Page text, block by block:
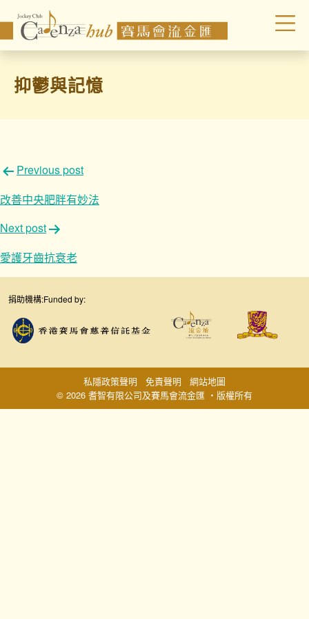
抑鬱與記憶
文
章
導
覽
Previous post
改善中央肥胖有妙法
Next post
愛護牙齒抗衰老
捐助機構:Funded by:
© 2026 耆智有限公司及賽馬會流金匯 ‧版權所有
私隱政策聲明 免責聲明 網站地圖